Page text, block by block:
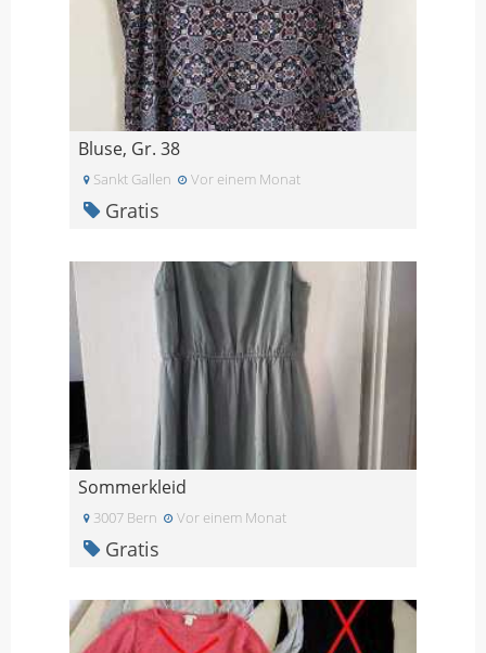
Bluse, Gr. 38
Sankt Gallen Vor einem Monat
Gratis
Sommerkleid
3007 Bern Vor einem Monat
Gratis